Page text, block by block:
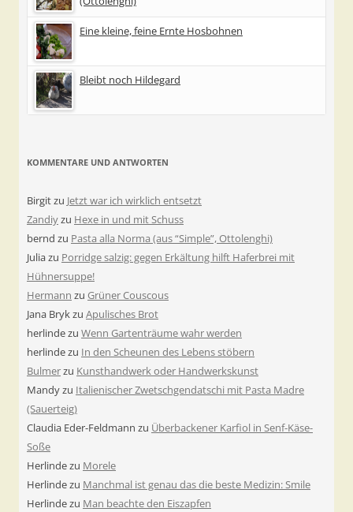
Eine kleine, feine Ernte Hosbohnen
Bleibt noch Hildegard
KOMMENTARE UND ANTWORTEN
Birgitzu Jetzt war ich wirklich entsetzt
Zandiyzu Hexe in und mit Schuss
bernd zu Pasta alla Norma (aus “Simple”, Ottolenghi)
Juliazu Porridge salzig: gegen Erkältung hilft Haferbrei mit
Hühnersuppe!
Hermann zu Grüner Couscous
Jana Brykzu Apulisches Brot
herlindezu Wenn Gartenträume wahr werden
herlindezu In den Scheunen des Lebens stöbern
Bulmerzu Kunsthandwerk oder Handwerkskunst
Mandyzu Italienischer Zwetschgendatschi mit Pasta Madre
(Sauerteig)
Claudia Eder-Feldmann zu Überbackener Karfiol in Senf-Käse-
Soße
Herlindezu Morele
Herlindezu Manchmal ist genau das die beste Medizin: Smile
Herlindezu Man beachte den Eiszapfen